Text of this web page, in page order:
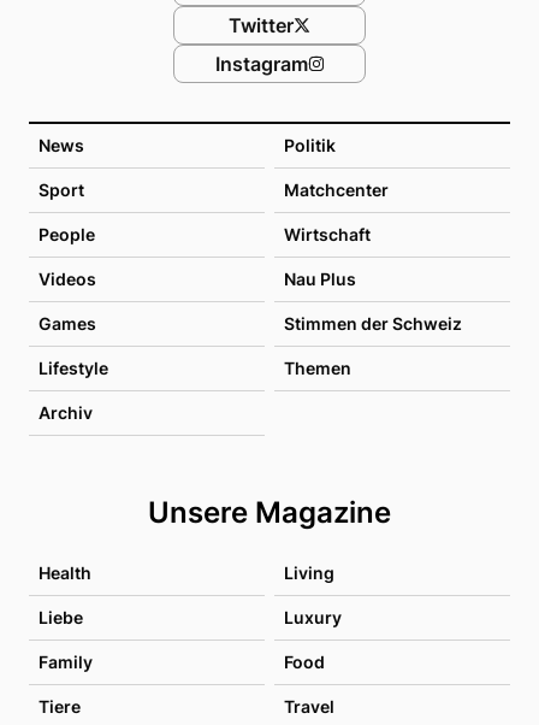
News Politik
Sport Matchcenter
People Wirtschaft
Videos Nau Plus
Games Stimmen der Schweiz
Lifestyle Themen
Archiv
Unsere Magazine
Health Living
Liebe Luxury
Family Food
Tiere Travel
Twitter
Instagram